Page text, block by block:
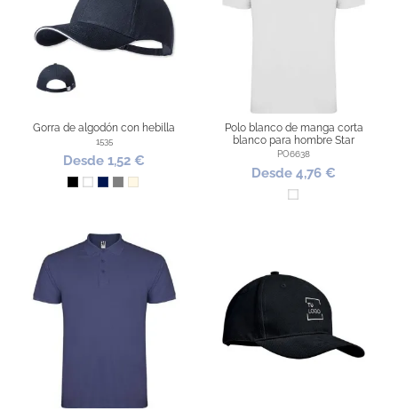
Gorra de algodón con hebilla
1535
Desde 1,52 €
NegroBlanco
Marino
GrisNatural
Polo blanco de manga corta
blanco para hombre Star
PO6638
Desde 4,76 €
Blanco